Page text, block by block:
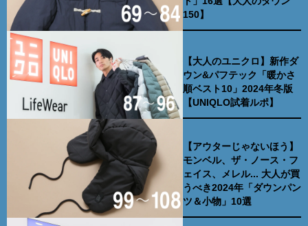
150】
【大人のユニクロ】新作ダ
ウン&パフテック「暖かさ
順ベスト10」2024年冬版
【UNIQLO試着ルポ】
【アウターじゃないほう】
モンベル、ザ・ノース・フ
ェイス、メレル... 大人が買
うべき2024年「ダウンパン
ツ＆小物」10選